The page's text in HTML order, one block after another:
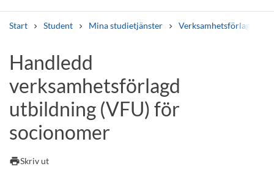
Start Student Mina studietjänster Verksamhetsförlagd
Andra söktjänster
Kurser och programKursplaner Välkomstbrev
Lediga jobb
Handledd
verksamhetsförlagd
utbildning (VFU) för
socionomer
printSkriv ut